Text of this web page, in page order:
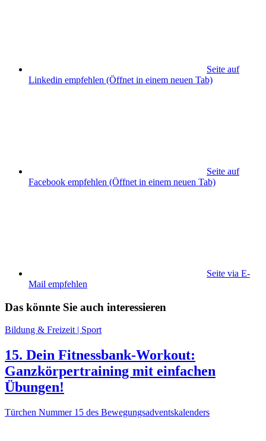
Seite auf
Linkedin empfehlen (Öffnet in einem neuen Tab)
Seite auf
Facebook empfehlen (Öffnet in einem neuen Tab)
Seite via E-
Mail empfehlen
Das könnte Sie auch interessieren
Bildung & Freizeit | Sport
15. Dein Fitnessbank-Workout:
Ganzkörpertraining mit einfachen
Übungen!
Türchen Nummer 15 des Bewegungsadventskalenders